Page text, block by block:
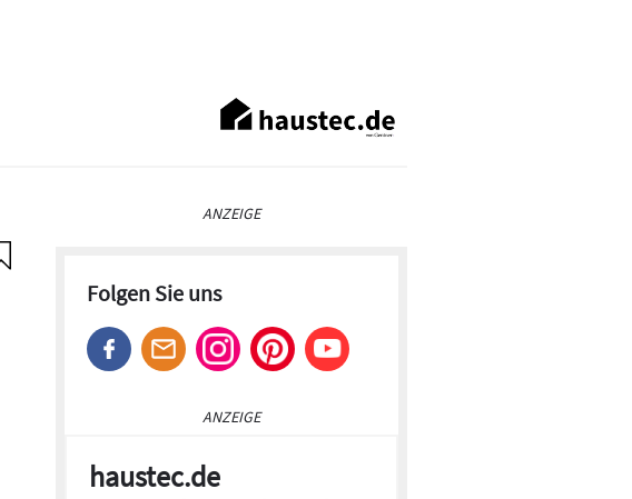
ANZEIGE
Folgen Sie uns
ANZEIGE
haustec.de